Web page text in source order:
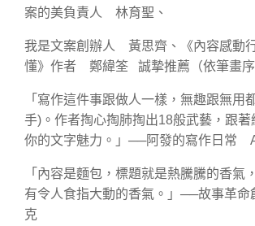
案的美負責人 林育聖、
我是文案創辦人 黃思齊、《內容感動
懂》作者 鄭緯筌 誠摯推薦（依筆畫序
「寫作這件事跟做人一樣，無趣跟無用
手)。作者掏心掏肺掏出18般武藝，跟著
你的文字魅力。」──阿發的寫作日常
「內容是麵包，標題就是熱騰騰的香氣
有令人食指大動的香氣。」──故事革
克